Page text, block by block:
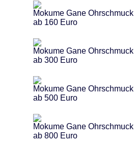
Mokume Gane Ohrschmuck
ab 160 Euro
Mokume Gane Ohrschmuck
ab 300 Euro
Mokume Gane Ohrschmuck
ab 500 Euro
Mokume Gane Ohrschmuck
ab 800 Euro